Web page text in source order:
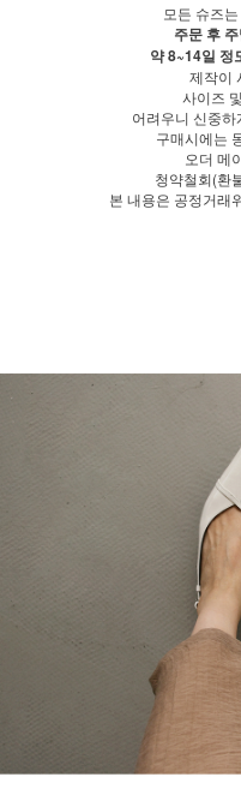
모든 슈즈
주문 후
약 8~14일 정
제작이
사이즈
어려우니 신중
구매시에는
오더 메
청약철회(환
본 내용은 공정거래